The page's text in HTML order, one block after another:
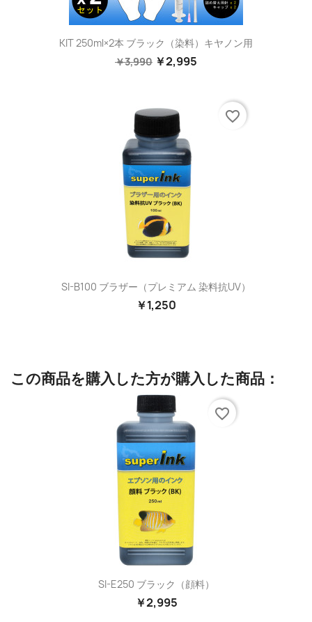
KIT 250ml×2本 ブラック（染料）キヤノン用
￥3,990 ￥2,995
SI-B100 ブラザー（プレミアム 染料抗UV）
￥1,250
favorite_border
この商品を購入した方が購入した商品：
SI-E250 ブラック（顔料）
￥2,995
favorite_border